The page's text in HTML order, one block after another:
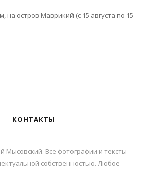
на остров Маврикий (с 15 августа по 15
КОНТАКТЫ
Мысовский. Все фотографии и тексты
собственностью. Любое